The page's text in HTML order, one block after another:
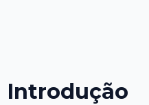
Introdução